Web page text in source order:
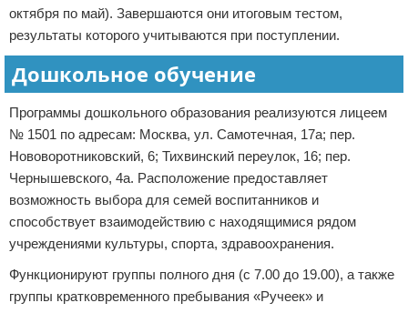
октября по май). Завершаются они итоговым тестом,
результаты которого учитываются при поступлении.
Дошкольное обучение
Программы дошкольного образования реализуются лицеем
№ 1501 по адресам: Москва, ул. Самотечная, 17а; пер.
Нововоротниковский, 6; Тихвинский переулок, 16; пер.
Чернышевского, 4а. Расположение предоставляет
возможность выбора для семей воспитанников и
способствует взаимодействию с находящимися рядом
учреждениями культуры, спорта, здравоохранения.
Функционируют группы полного дня (с 7.00 до 19.00), а также
группы кратковременного пребывания «Ручеек» и